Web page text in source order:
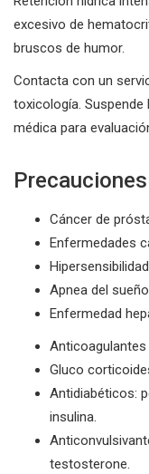
excesivo de
bruscos de humor.
Contacta con un
toxicología.
médica para
Precauciones
Cáncer de
Enfermedades
Apnea del
Enfermedad
Gluco
Antidiabéticos:
insulina.
testosterone.